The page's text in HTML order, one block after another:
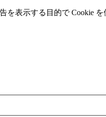
を表⽰する⽬的で Cookie